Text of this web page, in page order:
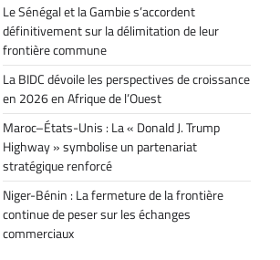
Le Sénégal et la Gambie s’accordent
définitivement sur la délimitation de leur
frontière commune
La BIDC dévoile les perspectives de croissance
en 2026 en Afrique de l’Ouest
Maroc–États-Unis : La « Donald J. Trump
Highway » symbolise un partenariat
stratégique renforcé
Niger-Bénin : La fermeture de la frontière
continue de peser sur les échanges
commerciaux